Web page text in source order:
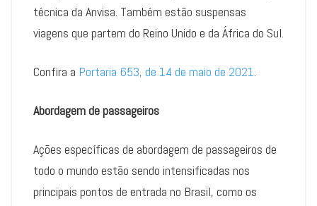
técnica da Anvisa. Também estão suspensas
viagens que partem do Reino Unido e da África do Sul.
Confira a Portaria 653, de 14 de maio de 2021.
Abordagem de passageiros
Ações específicas de abordagem de passageiros de
todo o mundo estão sendo intensificadas nos
principais pontos de entrada no Brasil, como os